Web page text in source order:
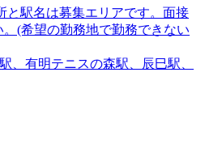
駅名は募集エリアです。面接
(希望の勤務地で勤務できない
、有明テニスの森駅、辰巳駅、